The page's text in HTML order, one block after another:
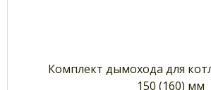
Комплект дымохода для
150 (160) мм